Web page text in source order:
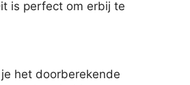
is perfect om erbij te
het doorberekende